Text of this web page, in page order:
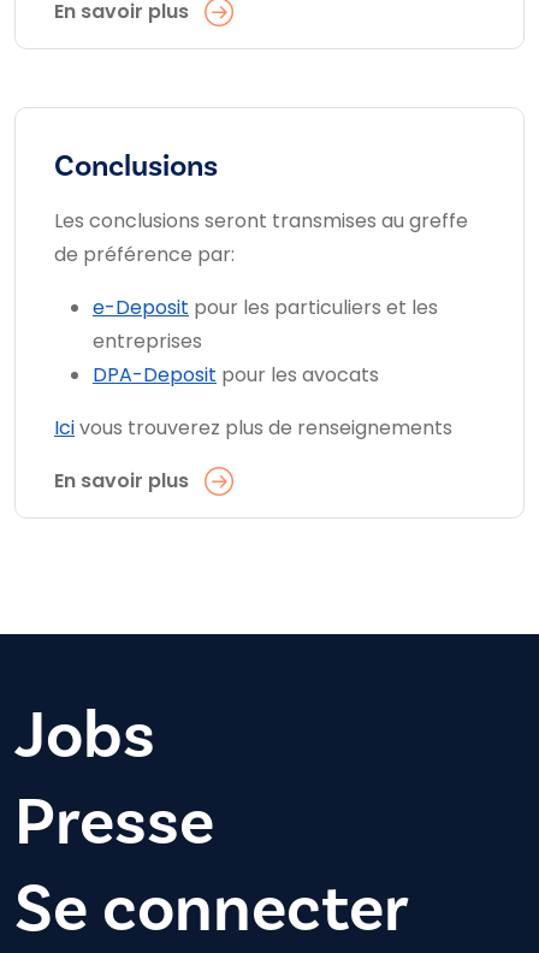
En savoir plus
Conclusions
Les conclusions seront transmises au greffe
de préférence par:
e-Deposit pour les particuliers et les
entreprises
DPA-Deposit pour les avocats
Icivous trouverez plus de renseignements
En savoir plus
Jobs
Presse
Se connecter